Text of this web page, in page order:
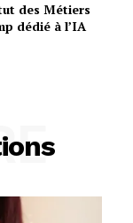
des Métiers
dédié à l’IA